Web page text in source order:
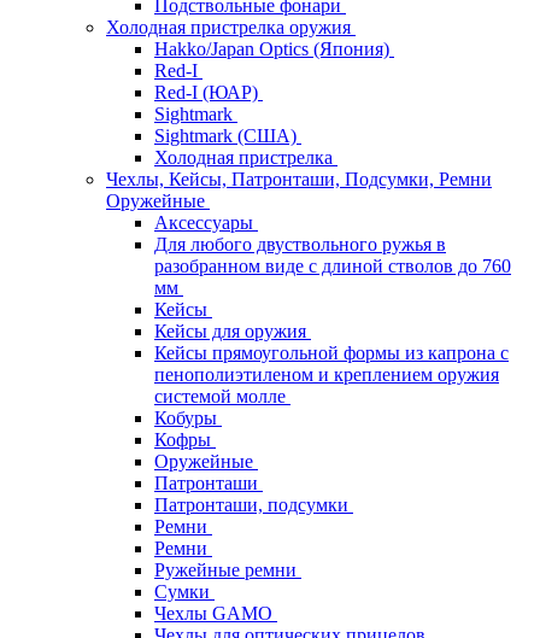
Подствольные фонари
Холодная пристрелка оружия
Hakko/Japan Optics (Япония)
Red-I
Red-I (ЮАР)
Sightmark
Sightmark (США)
Холодная пристрелка
Чехлы, Кейсы, Патронташи, Подсумки, Ремни
Оружейные
Аксессуары
Для любого двуствольного ружья в
разобранном виде с длиной стволов до 760
мм
Кейсы
Кейсы для оружия
Кейсы прямоугольной формы из капрона с
пенополиэтиленом и креплением оружия
системой молле
Кобуры
Кофры
Оружейные
Патронташи
Патронташи, подсумки
Ремни
Ремни
Ружейные ремни
Сумки
Чехлы GAMO